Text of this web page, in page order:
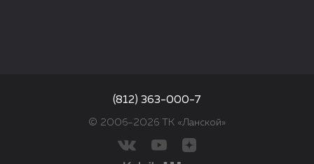
© 2006–2026 ТК «Ланской»
(812) 363-000-7